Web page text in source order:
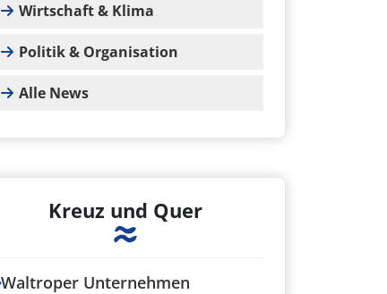
Wirtschaft & Klima
Politik & Organisation
Alle News
Kreuz und Quer
Waltroper Unternehmen